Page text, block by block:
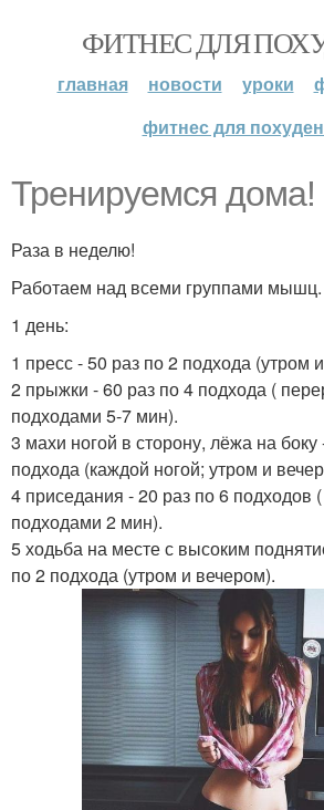
ФИТНЕС ДЛЯ
главная новости уроки
фитнес для
Тренируемся дома!
Раза в неделю!
Работаем над всеми группами мышц.
1 день:
1 пресс - 50 раз по 2 подхода (утром
2 прыжки - 60 раз по 4 подхода (
подходами 5-7 мин).
3 махи ногой в сторону, лёжа на боку
подхода (каждой ногой; утром и
4 приседания - 20 раз по 6
подходами 2 мин).
5 ходьба на месте с высоким
по 2 подхода (утром и вечером).